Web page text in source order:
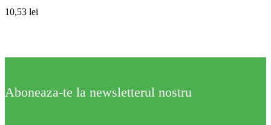
10,53 lei
Aboneaza-te la newsletterul nostru